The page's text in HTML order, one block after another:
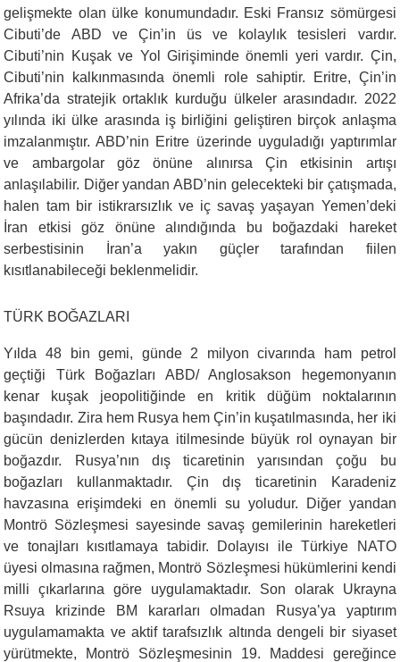
gelişmekte olan ülke konumundadır. Eski Fransız sömürgesi
Cibuti’de ABD ve Çin’in üs ve kolaylık tesisleri vardır.
Cibuti’nin Kuşak ve Yol Girişiminde önemli yeri vardır. Çin,
Cibuti’nin kalkınmasında önemli role sahiptir. Eritre, Çin’in
Afrika’da stratejik ortaklık kurduğu ülkeler arasındadır. 2022
yılında iki ülke arasında iş birliğini geliştiren birçok anlaşma
imzalanmıştır. ABD’nin Eritre üzerinde uyguladığı yaptırımlar
ve ambargolar göz önüne alınırsa Çin etkisinin artışı
anlaşılabilir. Diğer yandan ABD’nin gelecekteki bir çatışmada,
halen tam bir istikrarsızlık ve iç savaş yaşayan Yemen’deki
İran etkisi göz önüne alındığında bu boğazdaki hareket
serbestisinin İran’a yakın güçler tarafından fiilen
kısıtlanabileceği beklenmelidir.
TÜRK BOĞAZLARI
Yılda 48 bin gemi, günde 2 milyon civarında ham petrol
geçtiği Türk Boğazları ABD/ Anglosakson hegemonyanın
kenar kuşak jeopolitiğinde en kritik düğüm noktalarının
başındadır. Zira hem Rusya hem Çin’in kuşatılmasında, her iki
gücün denizlerden kıtaya itilmesinde büyük rol oynayan bir
boğazdır. Rusya’nın dış ticaretinin yarısından çoğu bu
boğazları kullanmaktadır. Çin dış ticaretinin Karadeniz
havzasına erişimdeki en önemli su yoludur. Diğer yandan
Montrö Sözleşmesi sayesinde savaş gemilerinin hareketleri
ve tonajları kısıtlamaya tabidir. Dolayısı ile Türkiye NATO
üyesi olmasına rağmen, Montrö Sözleşmesi hükümlerini kendi
milli çıkarlarına göre uygulamaktadır. Son olarak Ukrayna
Rsuya krizinde BM kararları olmadan Rusya’ya yaptırım
uygulamamakta ve aktif tarafsızlık altında dengeli bir siyaset
yürütmekte, Montrö Sözleşmesinin 19. Maddesi gereğince